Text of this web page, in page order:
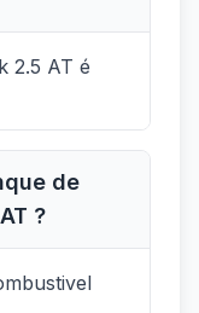
2.5 AT é
de
?